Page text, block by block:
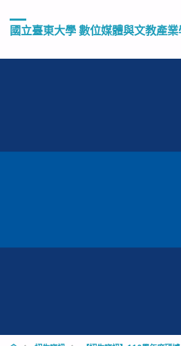
國立臺東大學 數位媒體與文教產業